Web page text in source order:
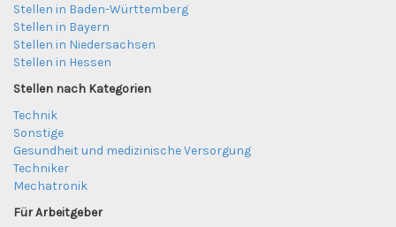
Stellen in Baden-Württemberg
Stellen in Bayern
Stellen in Niedersachsen
Stellen in Hessen
Stellen nach Kategorien
Technik
Sonstige
Gesundheit und medizinische Versorgung
Techniker
Mechatronik
Für Arbeitgeber